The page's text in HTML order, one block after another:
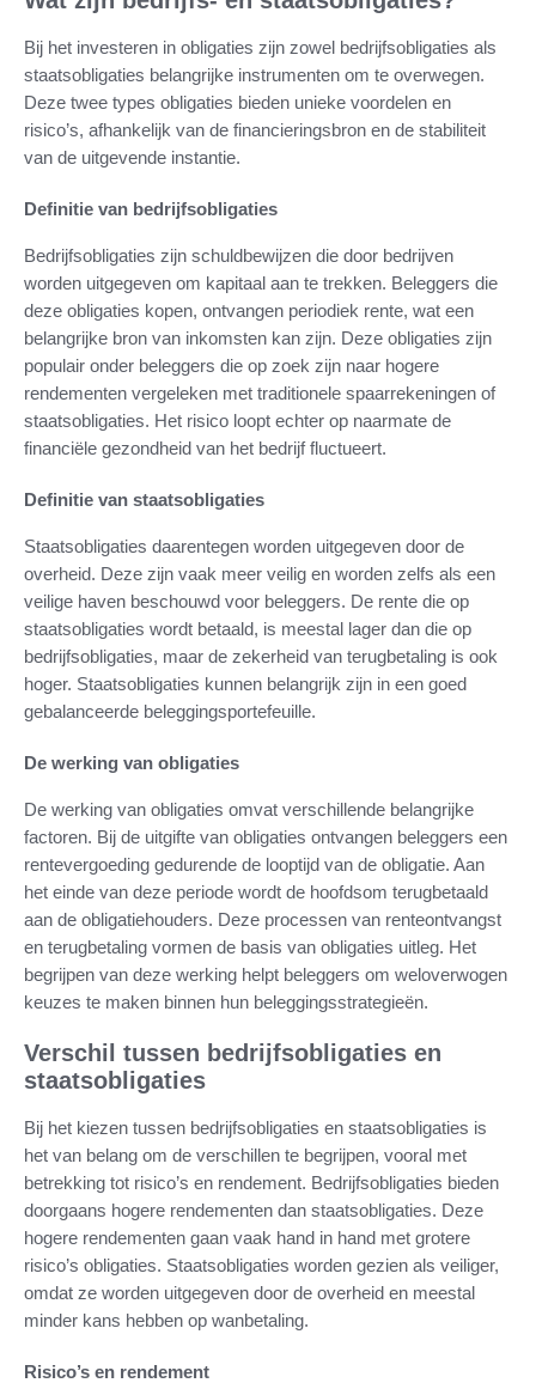
Bij het investeren in obligaties zijn zowel bedrijfsobligaties als
staatsobligaties belangrijke instrumenten om te overwegen.
Deze twee types obligaties bieden unieke voordelen en
risico’s, afhankelijk van de financieringsbron en de stabiliteit
van de uitgevende instantie.
Definitie van bedrijfsobligaties
Bedrijfsobligaties zijn schuldbewijzen die door bedrijven
worden uitgegeven om kapitaal aan te trekken. Beleggers die
deze obligaties kopen, ontvangen periodiek rente, wat een
belangrijke bron van inkomsten kan zijn. Deze obligaties zijn
populair onder beleggers die op zoek zijn naar hogere
rendementen vergeleken met traditionele spaarrekeningen of
staatsobligaties. Het risico loopt echter op naarmate de
financiële gezondheid van het bedrijf fluctueert.
Definitie van staatsobligaties
Staatsobligaties daarentegen worden uitgegeven door de
overheid. Deze zijn vaak meer veilig en worden zelfs als een
veilige haven beschouwd voor beleggers. De rente die op
staatsobligaties wordt betaald, is meestal lager dan die op
bedrijfsobligaties, maar de zekerheid van terugbetaling is ook
hoger. Staatsobligaties kunnen belangrijk zijn in een goed
gebalanceerde beleggingsportefeuille.
De werking van obligaties
De werking van obligaties omvat verschillende belangrijke
factoren. Bij de uitgifte van obligaties ontvangen beleggers een
rentevergoeding gedurende de looptijd van de obligatie. Aan
het einde van deze periode wordt de hoofdsom terugbetaald
aan de obligatiehouders. Deze processen van renteontvangst
en terugbetaling vormen de basis van obligaties uitleg. Het
begrijpen van deze werking helpt beleggers om weloverwogen
keuzes te maken binnen hun beleggingsstrategieën.
Verschil tussen bedrijfsobligaties en
staatsobligaties
Bij het kiezen tussen bedrijfsobligaties en staatsobligaties is
het van belang om de verschillen te begrijpen, vooral met
betrekking tot risico’s en rendement. Bedrijfsobligaties bieden
doorgaans hogere rendementen dan staatsobligaties. Deze
hogere rendementen gaan vaak hand in hand met grotere
risico’s obligaties. Staatsobligaties worden gezien als veiliger,
omdat ze worden uitgegeven door de overheid en meestal
minder kans hebben op wanbetaling.
Risico’s en rendement